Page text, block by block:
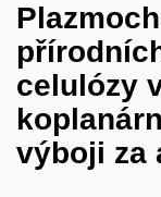
celulózy
výboji za